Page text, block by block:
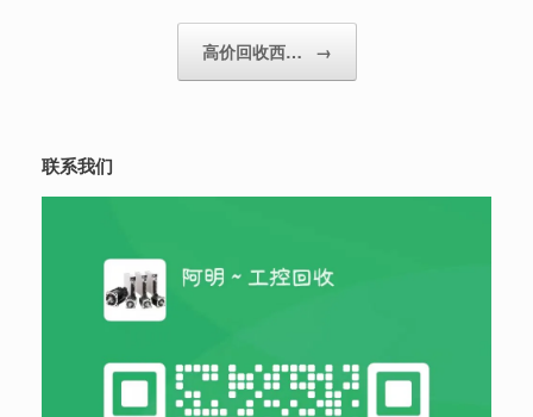
高价回收西… →
联系我们